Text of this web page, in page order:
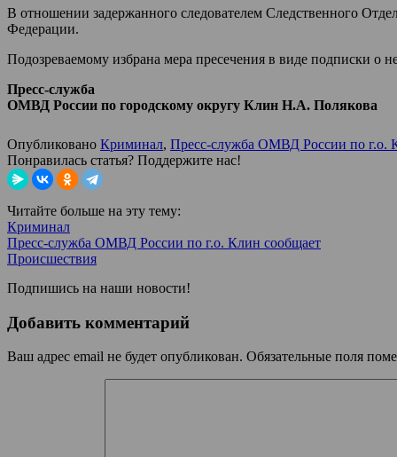
В отношении задержанного следователем Следственного
Федерации.
Подозреваемому избрана мера пресечения в виде подписки о
Пресс-служба
ОМВД России по городскому округу Клин Н.А. Полякова
Опубликовано Криминал, Пресс-служба ОМВД России по г.о.
Понравилась статья? Поддержите нас!
Читайте больше на эту тему:
Криминал
Пресс-служба ОМВД России по г.о. Клин сообщает
Происшествия
Подпишись на наши новости!
Добавить комментарий
Ваш адрес email не будет опубликован. Обязательные поля